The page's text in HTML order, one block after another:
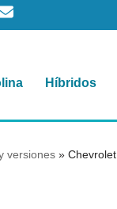
Híbridos
versiones» Chevrolet